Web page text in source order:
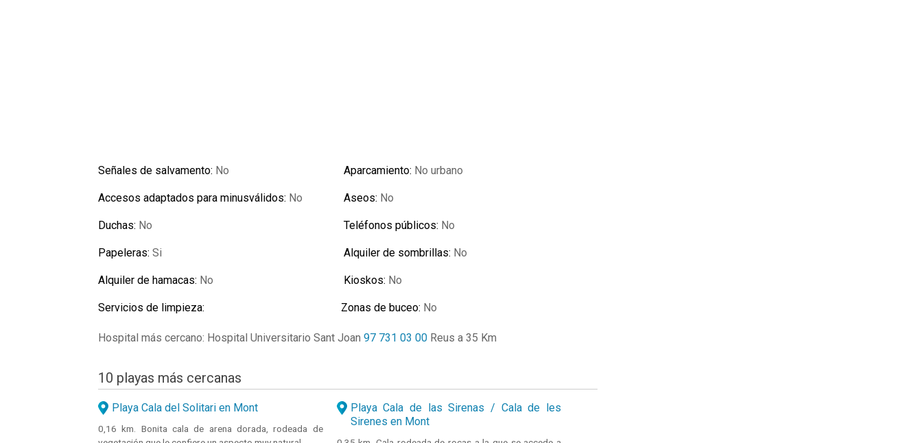
Señales de salvamento: No Aparcamiento: No urbano
Accesos adaptados para minusválidos: No Aseos: No
Duchas: No Teléfonos públicos: No
Papeleras: Si Alquiler de sombrillas: No
Alquiler de hamacas: No Kioskos: No
Servicios de limpieza: Zonas de buceo: No
Hospital más cercano: Hospital Universitario Sant Joan 97 731 03 00 Reus a 35 Km
10 playas más cercanas
Playa Cala del Solitari en Mont
0,16 km. Bonita cala de arena dorada, rodeada de
Playa Cala de las Sirenas / Cala de les
Sirenes en Mont